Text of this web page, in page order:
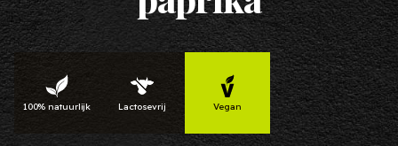
100% natuurlijk Lactosevrij Vegan